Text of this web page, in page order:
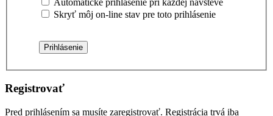
Skryť môj on-line stav pre toto prihlásenie
Registrovať
Pred prihlásením sa musíte zaregistrovať. Registrácia trvá iba